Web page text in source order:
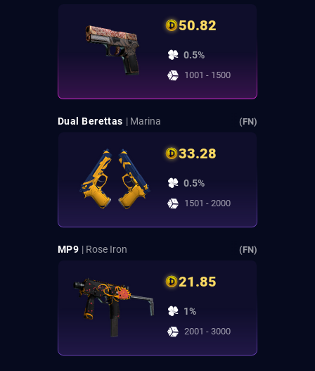
50.82
0.5%
1001 - 1500
Dual Berettas | Marina (FN)
33.28
0.5%
1501 - 2000
MP9 | Rose Iron (FN)
21.85
1%
2001 - 3000